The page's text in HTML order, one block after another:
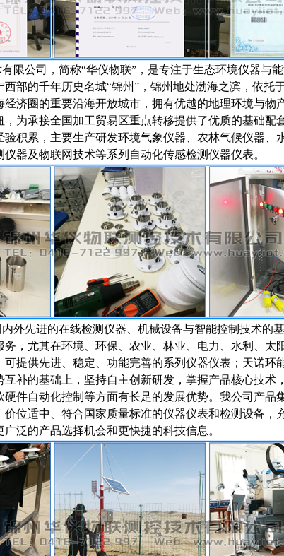
公司，简称“华仪物联”， 是专注于生态环境仪器与
部的千年历史名城“锦州”，锦州地处渤海之滨，依托
经济圈的重要沿海开放城市，拥有优越的地理环境与物
为承接全国加工贸易区重点转移提供了优质的基础配
积累，主要生产研发环境气象仪器、农林气候仪器、
器及物联网技术等系列自动化传感检测仪器仪表。
外先进的在线检测仪器、机械设备与智能控制技术的
务，尤其在环境、环保、农业、林业、电力、水利、太
提供先进、稳定、功能完善的系列仪器仪表；天诺环
补的基础上，坚持自主创新研发，掌握产品核心技术
硬件自动化控制等方面有长足的发展优势。我公司产品
位适中、符合国家质量标准的仪器仪表和检测设备，
泛的产品选择机会和更快捷的科技信息。